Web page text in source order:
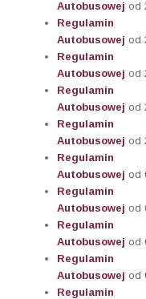
Autobusowej od
Regulamin
Autobusowej od
Regulamin
Autobusowej od
Regulamin
Autobusowej od
Regulamin
Autobusowej od
Regulamin
Autobusowej od
Regulamin
Autobusowej od
Regulamin
Autobusowej od
Regulamin
Autobusowej od
Regulamin